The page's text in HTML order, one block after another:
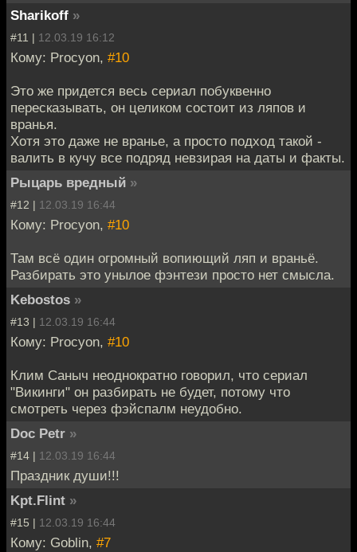
Sharikoff »
#11 | 12.03.19 16:12
Кому: Procyon, #10
Это же придется весь сериал побуквенно
пересказывать, он целиком состоит из ляпов и
вранья.
Хотя это даже не вранье, а просто подход такой -
валить в кучу все подряд невзирая на даты и факты.
Рыцарь вредный »
#12 | 12.03.19 16:44
Кому: Procyon, #10
Там всё один огромный вопиющий ляп и враньё.
Разбирать это унылое фэнтези просто нет смысла.
Kebostos »
#13 | 12.03.19 16:44
Кому: Procyon, #10
Клим Саныч неоднократно говорил, что сериал
"Викинги" он разбирать не будет, потому что
смотреть через фэйспалм неудобно.
Doc Petr »
#14 | 12.03.19 16:44
Праздник души!!!
Kpt.Flint »
#15 | 12.03.19 16:44
Кому: Goblin, #7